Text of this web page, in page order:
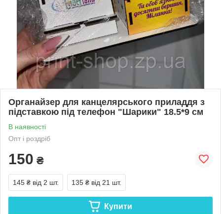
Органайзер для канцелярського приладдя з
підставкою під телефон "Шарики" 18.5*9 см
В наявності
Опт і роздріб
150 ₴
145 ₴ від 2 шт. 135 ₴ від 21 шт.
Купити